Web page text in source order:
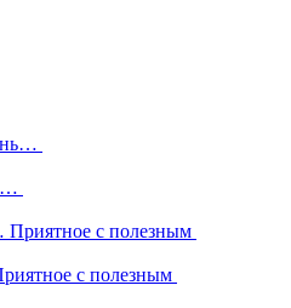
с полезным